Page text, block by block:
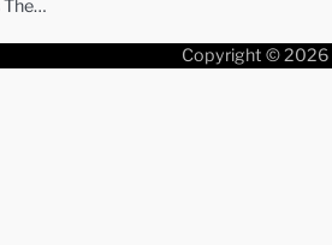
The…
Copyright © 2026